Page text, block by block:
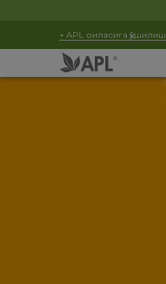
+ APL оиласига қўшилиш